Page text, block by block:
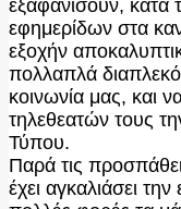
εξαφανίσουν, κατά
εφημερίδων στα
εξοχήν
πολλαπλά
κοινωνία μας, και
τηλεθεατών τους
Τύπου.
Παρά τις
έχει αγκαλιάσει